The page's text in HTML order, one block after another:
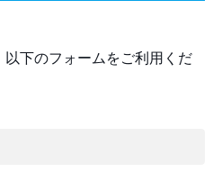
以下のフォームをご利用くだ